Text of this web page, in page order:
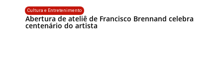
Cultura e Entretenimento
Abertura de ateliê de Francisco Brennand celebra
centenário do artista